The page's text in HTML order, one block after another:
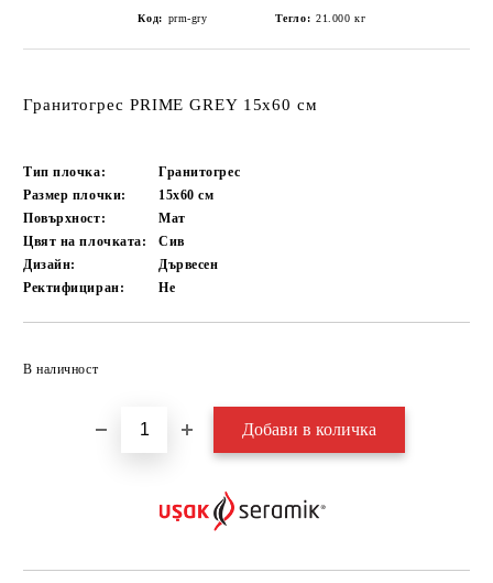
Код: prm-gry Тегло: 21.000 кг
Гранитогрес PRIME GREY 15x60 см
Тип плочка:
Гранитогрес
Размер плочки:
15x60см
Повърхност:
Мат
Цвят на плочката:
Сив
Дизайн:
Дървесен
Ректифициран:
Не
В наличност